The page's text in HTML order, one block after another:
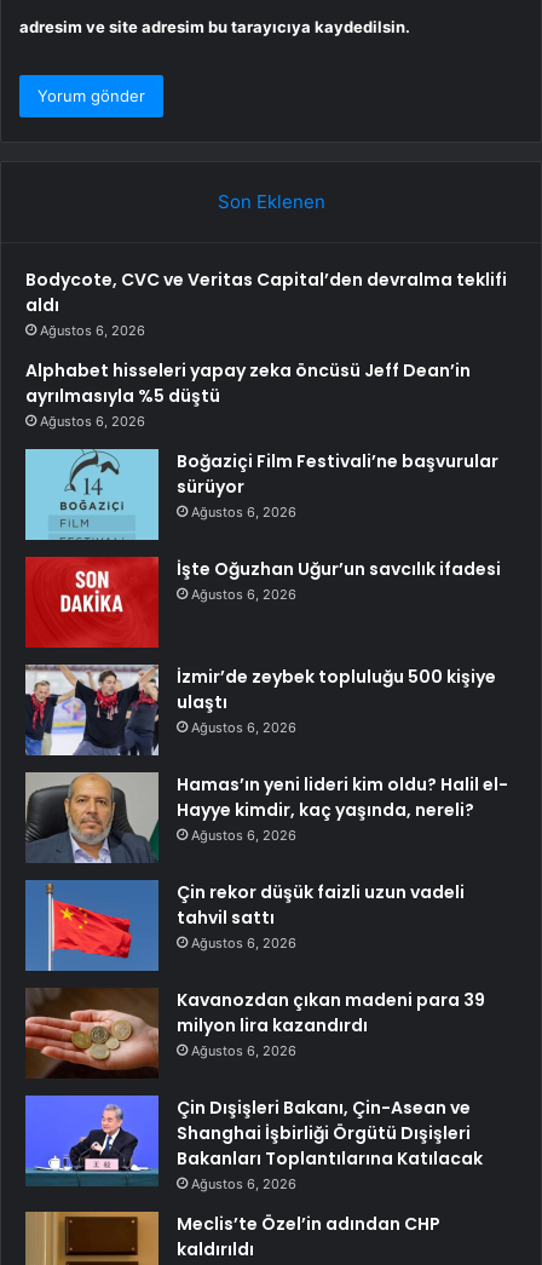
adresim ve site adresim bu tarayıcıya kaydedilsin.
Son Eklenen
Bodycote, CVC ve Veritas Capital’den devralma teklifi
aldı
Ağustos 6, 2026
Alphabet hisseleri yapay zeka öncüsü Jeff Dean’in
ayrılmasıyla %5 düştü
Ağustos 6, 2026
Boğaziçi Film Festivali’ne başvurular
sürüyor
Ağustos 6, 2026
İşte Oğuzhan Uğur’un savcılık ifadesi
Ağustos 6, 2026
İzmir’de zeybek topluluğu 500 kişiye
ulaştı
Ağustos 6, 2026
Hamas’ın yeni lideri kim oldu? Halil el-
Hayye kimdir, kaç yaşında, nereli?
Ağustos 6, 2026
Çin rekor düşük faizli uzun vadeli
tahvil sattı
Ağustos 6, 2026
Kavanozdan çıkan madeni para 39
milyon lira kazandırdı
Ağustos 6, 2026
Çin Dışişleri Bakanı, Çin-Asean ve
Shanghai İşbirliği Örgütü Dışişleri
Bakanları Toplantılarına Katılacak
Ağustos 6, 2026
Meclis’te Özel’in adından CHP
kaldırıldı